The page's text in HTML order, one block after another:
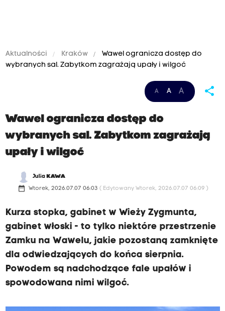
Aktualności Kraków
Wawel ogranicza dostęp do
wybranych sal. Zabytkom zagrażają upały i wilgoć
A A A share
Wawel ogranicza dostęp do
wybranych sal. Zabytkom zagrażają
upały i wilgoć
Julia KAWA
date_range Wtorek, 2026.07.07 06:03 ( Edytowany Wtorek, 2026.07.07 06:09 )
Kurza stopka, gabinet w Wieży Zygmunta,
gabinet włoski - to tylko niektóre przestrzenie
Zamku na Wawelu, jakie pozostaną zamknięte
dla odwiedzających do końca sierpnia.
Powodem są nadchodzące fale upałów i
spowodowana nimi wilgoć.